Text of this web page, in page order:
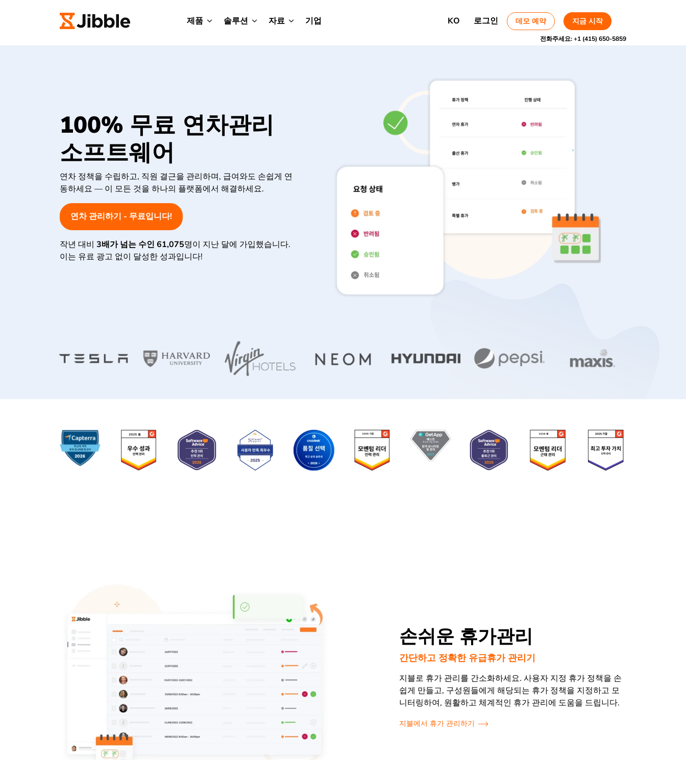
제품 솔루션 자료 기업 KO 로그인 데모 예약 지금 시작
전화주세요:+1 (415) 650-5859
100% 무료 연차관리
소프트웨어
연차 정책을 수립하고, 직원 결근을 관리하며, 급여와도 손쉽게 연
동하세요 — 이 모든 것을 하나의 플랫폼에서 해결하세요.
연차 관리하기 - 무료입니다!
작년 대비 3배가 넘는 수인 61,075명이 지난 달에 가입했습니다.
이는 유료 광고 없이 달성한 성과입니다!
손쉬운 휴가관리
간단하고 정확한 유급휴가 관리기
지블로 휴가 관리를 간소화하세요. 사용자 지정 휴가 정책을 손
쉽게 만들고, 구성원들에게 해당되는 휴가 정책을 지정하고 모
니터링하여, 원활하고 체계적인 휴가 관리에 도움을 드립니다.
지블에서 휴가 관리하기